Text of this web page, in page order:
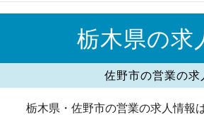
栃木県の求
佐野市の営業の求
栃木県・佐野市の営業の求人情報